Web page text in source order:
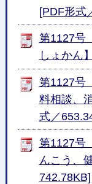
[PDF形式
第1127
しょかん
第1127
料相談、
式／
第1127
んこう、
742.78KB]